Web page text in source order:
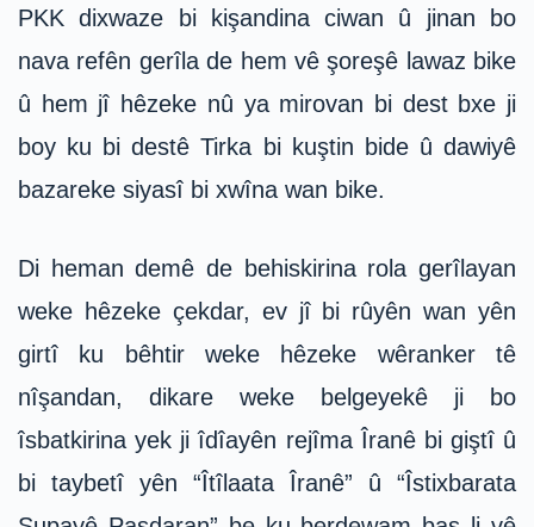
PKK dixwaze bi kişandina ciwan û jinan bo
nava refên gerîla de hem vê şoreşê lawaz bike
û hem jî hêzeke nû ya mirovan bi dest bxe ji
boy ku bi destê Tirka bi kuştin bide û dawiyê
bazareke siyasî bi xwîna wan bike.
Di heman demê de behiskirina rola gerîlayan
weke hêzeke çekdar, ev jî bi rûyên wan yên
girtî ku bêhtir weke hêzeke wêranker tê
nîşandan, dikare weke belgeyekê ji bo
îsbatkirina yek ji îdîayên rejîma Îranê bi giştî û
bi taybetî yên “Îtîlaata Îranê” û “Îstixbarata